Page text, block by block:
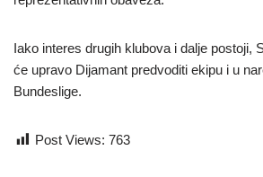
Iako interes drugih klubova i dalje postoji,
će upravo Dijamant predvoditi ekipu i u
Bundeslige.
Post Views: 763